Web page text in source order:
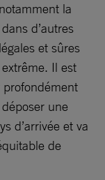
la
d’autres
et sûres
Il est
profondément
une
d’arrivée et va
de